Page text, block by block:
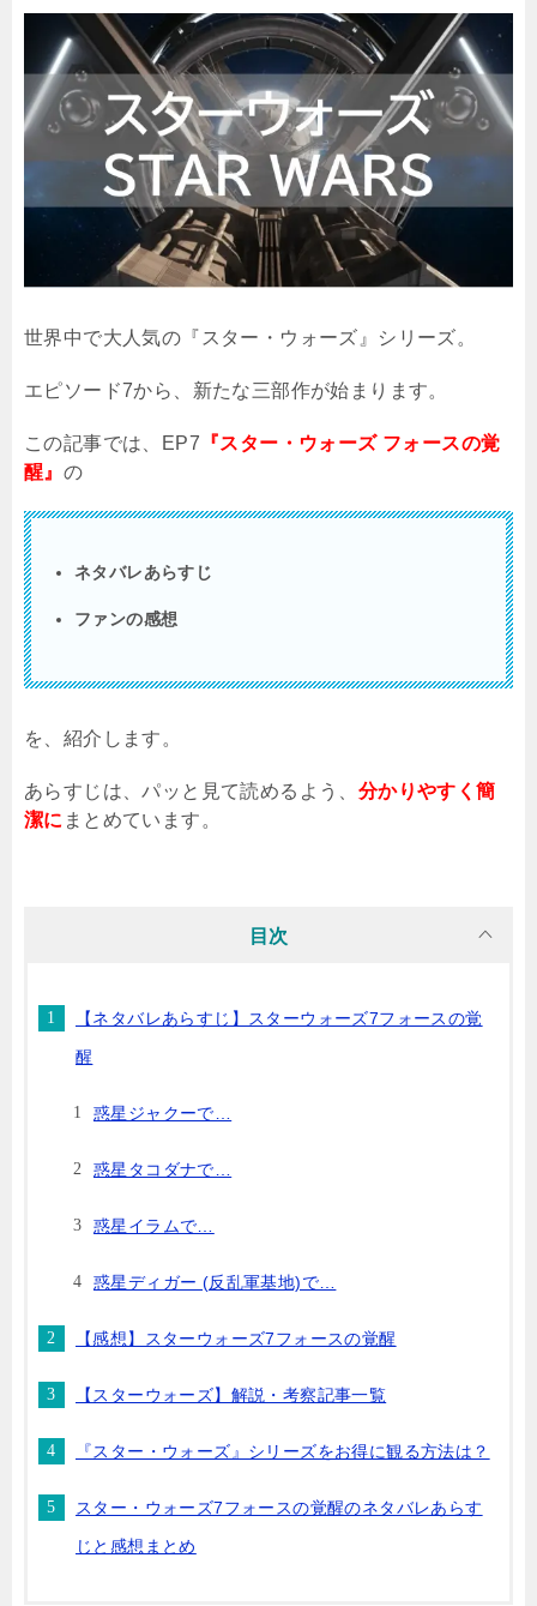
世界中で大人気の『スター・ウォーズ』シリーズ。
エピソード7から、新たな三部作が始まります。
この記事では、EP7 『スター・ウォーズ フォースの覚
醒』 の
ネタバレあらすじ
ファンの感想
を、紹介します。
あらすじは、パッと見て読めるよう、 分かりやすく簡
潔に まとめています。
目次
【ネタバレあらすじ】スターウォーズ7フォースの覚
醒
惑星ジャクーで…
惑星タコダナで…
惑星イラムで…
惑星ディガー (反乱軍基地)で…
【感想】スターウォーズ7フォースの覚醒
【スターウォーズ】解説・考察記事一覧
『スター・ウォーズ』シリーズをお得に観る方法は？
スター・ウォーズ7フォースの覚醒のネタバレあらす
じと感想まとめ